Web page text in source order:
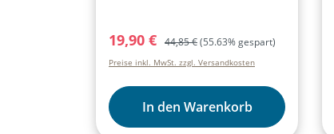
Mitschnitte dieser Musicals: -
Petrus (Teens 2016)-
Verschleppt nach Babylon
(Junior 2014)-Johannes der
Täufer (Teens 2014)
Verkaufspreis:
19,90 € Regulärer Preis:
44,85 €(55.63% gespart)
Preise inkl. MwSt. zzgl. Versandkosten
In den Warenkorb